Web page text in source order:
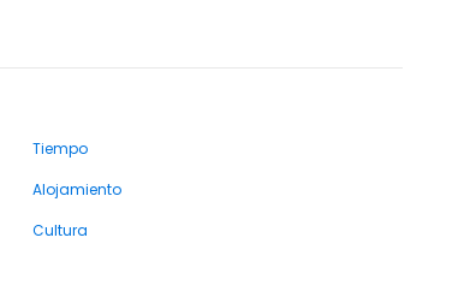
Tiempo
Alojamiento
Cultura